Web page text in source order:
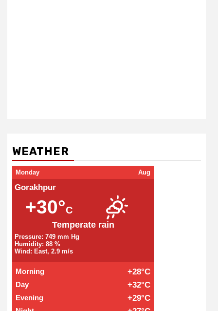
WEATHER
Monday Aug
Gorakhpur
+30°C
Temperate rain
Pressure: 749 mm Hg
Humidity: 88 %
Wind: East, 2.9 m/s
Morning +28°C
Day +32°C
Evening +29°C